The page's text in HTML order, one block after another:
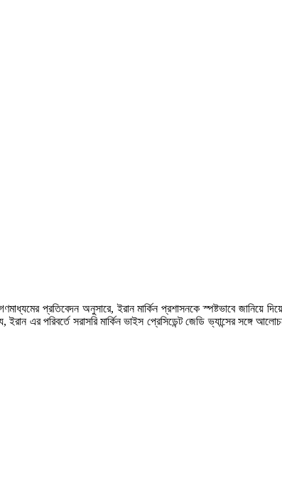
প্রতিবেদন অনুসারে, ইরান মার্কিন প্রশাসনকে স্পষ্টভাবে জানিয়ে
এর পরিবর্তে সরাসরি মার্কিন ভাইস প্রেসিডেন্ট জেডি ভ্যান্সের সঙ্গে